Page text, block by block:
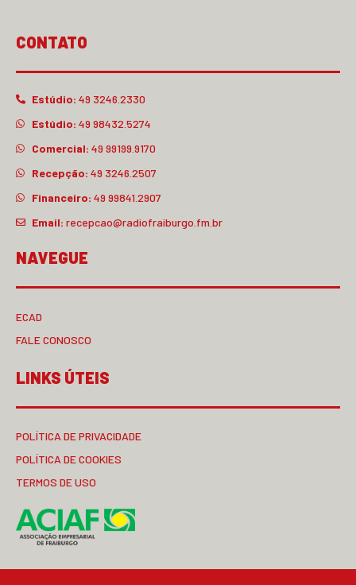
CONTATO
Estúdio: 49 3246.2330
Estúdio: 49 98432.5274
Comercial: 49 99199.9170
Recepção: 49 3246.2507
Financeiro: 49 99841.2907
Email: recepcao@radiofraiburgo.fm.br
NAVEGUE
ECAD
FALE CONOSCO
LINKS ÚTEIS
POLÍTICA DE PRIVACIDADE
POLÍTICA DE COOKIES
TERMOS DE USO